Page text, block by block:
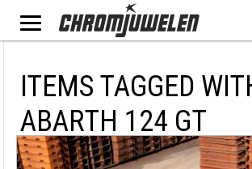
ITEMS TAGGED
ABARTH 124 GT